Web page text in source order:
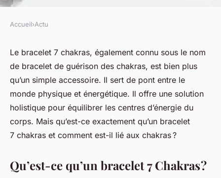
Quels sont les bienfaits du
Bracelet 7 Chakras ?
fabienne•4 décembre 2023•3 min de lecture
Accueil›Actu
Le bracelet 7 chakras, également connu sous le nom
de bracelet de guérison des chakras, est bien plus
qu’un simple accessoire. Il sert de pont entre le
monde physique et énergétique. Il offre une solution
holistique pour équilibrer les centres d’énergie du
corps. Mais qu’est-ce exactement qu’un bracelet
7 chakras et comment est-il lié aux chakras ?
Qu’est-ce qu’un bracelet 7 Chakras ?